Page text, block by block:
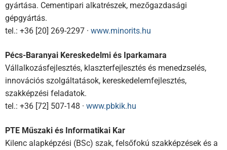
gyártása. Cementipari alkatrészek, mezőgazdasági
gépgyártás.
tel.: +36 [20] 269-2297 · www.minorits.hu
Pécs-Baranyai Kereskedelmi és Iparkamara
Vállalkozásfejlesztés, klaszterfejlesztés és menedzselés,
innovációs szolgáltatások, kereskedelemfejlesztés,
szakképzési feladatok.
tel.: +36 [72] 507-148 · www.pbkik.hu
PTE Műszaki és Informatikai Kar
Kilenc alapképzési (BSc) szak, felsőfokú szakképzések és a